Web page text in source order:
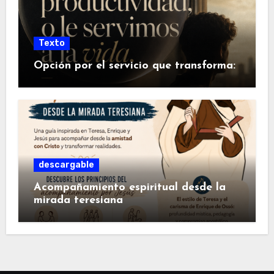
Texto
Opción por el servicio que transforma:
descargable
Acompañamiento espiritual desde la
mirada teresiana